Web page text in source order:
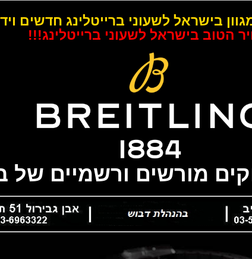
בישראל לשעוני ברייטלינג חדשים
הטוב בישראל לשעוני ברייטלינג!!!
מורשים ורשמיים של